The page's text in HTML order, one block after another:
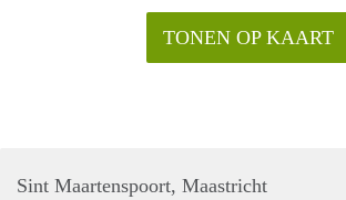
TONEN OP KAART
Sint Maartenspoort, Maastricht